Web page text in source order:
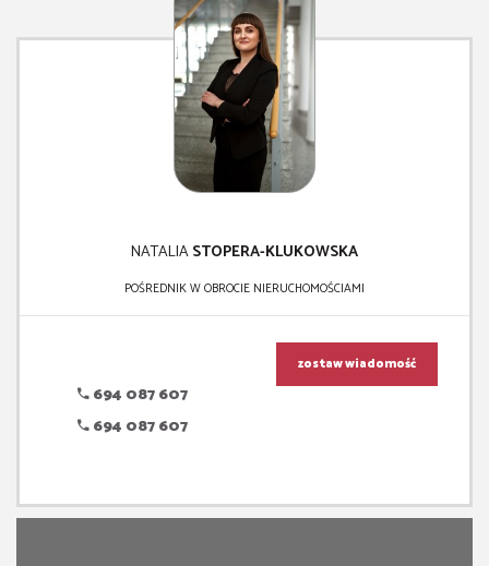
NATALIASTOPERA-KLUKOWSKA
POŚREDNIK W OBROCIE NIERUCHOMOŚCIAMI
694 087 607
694 087 607
zostaw wiadomość